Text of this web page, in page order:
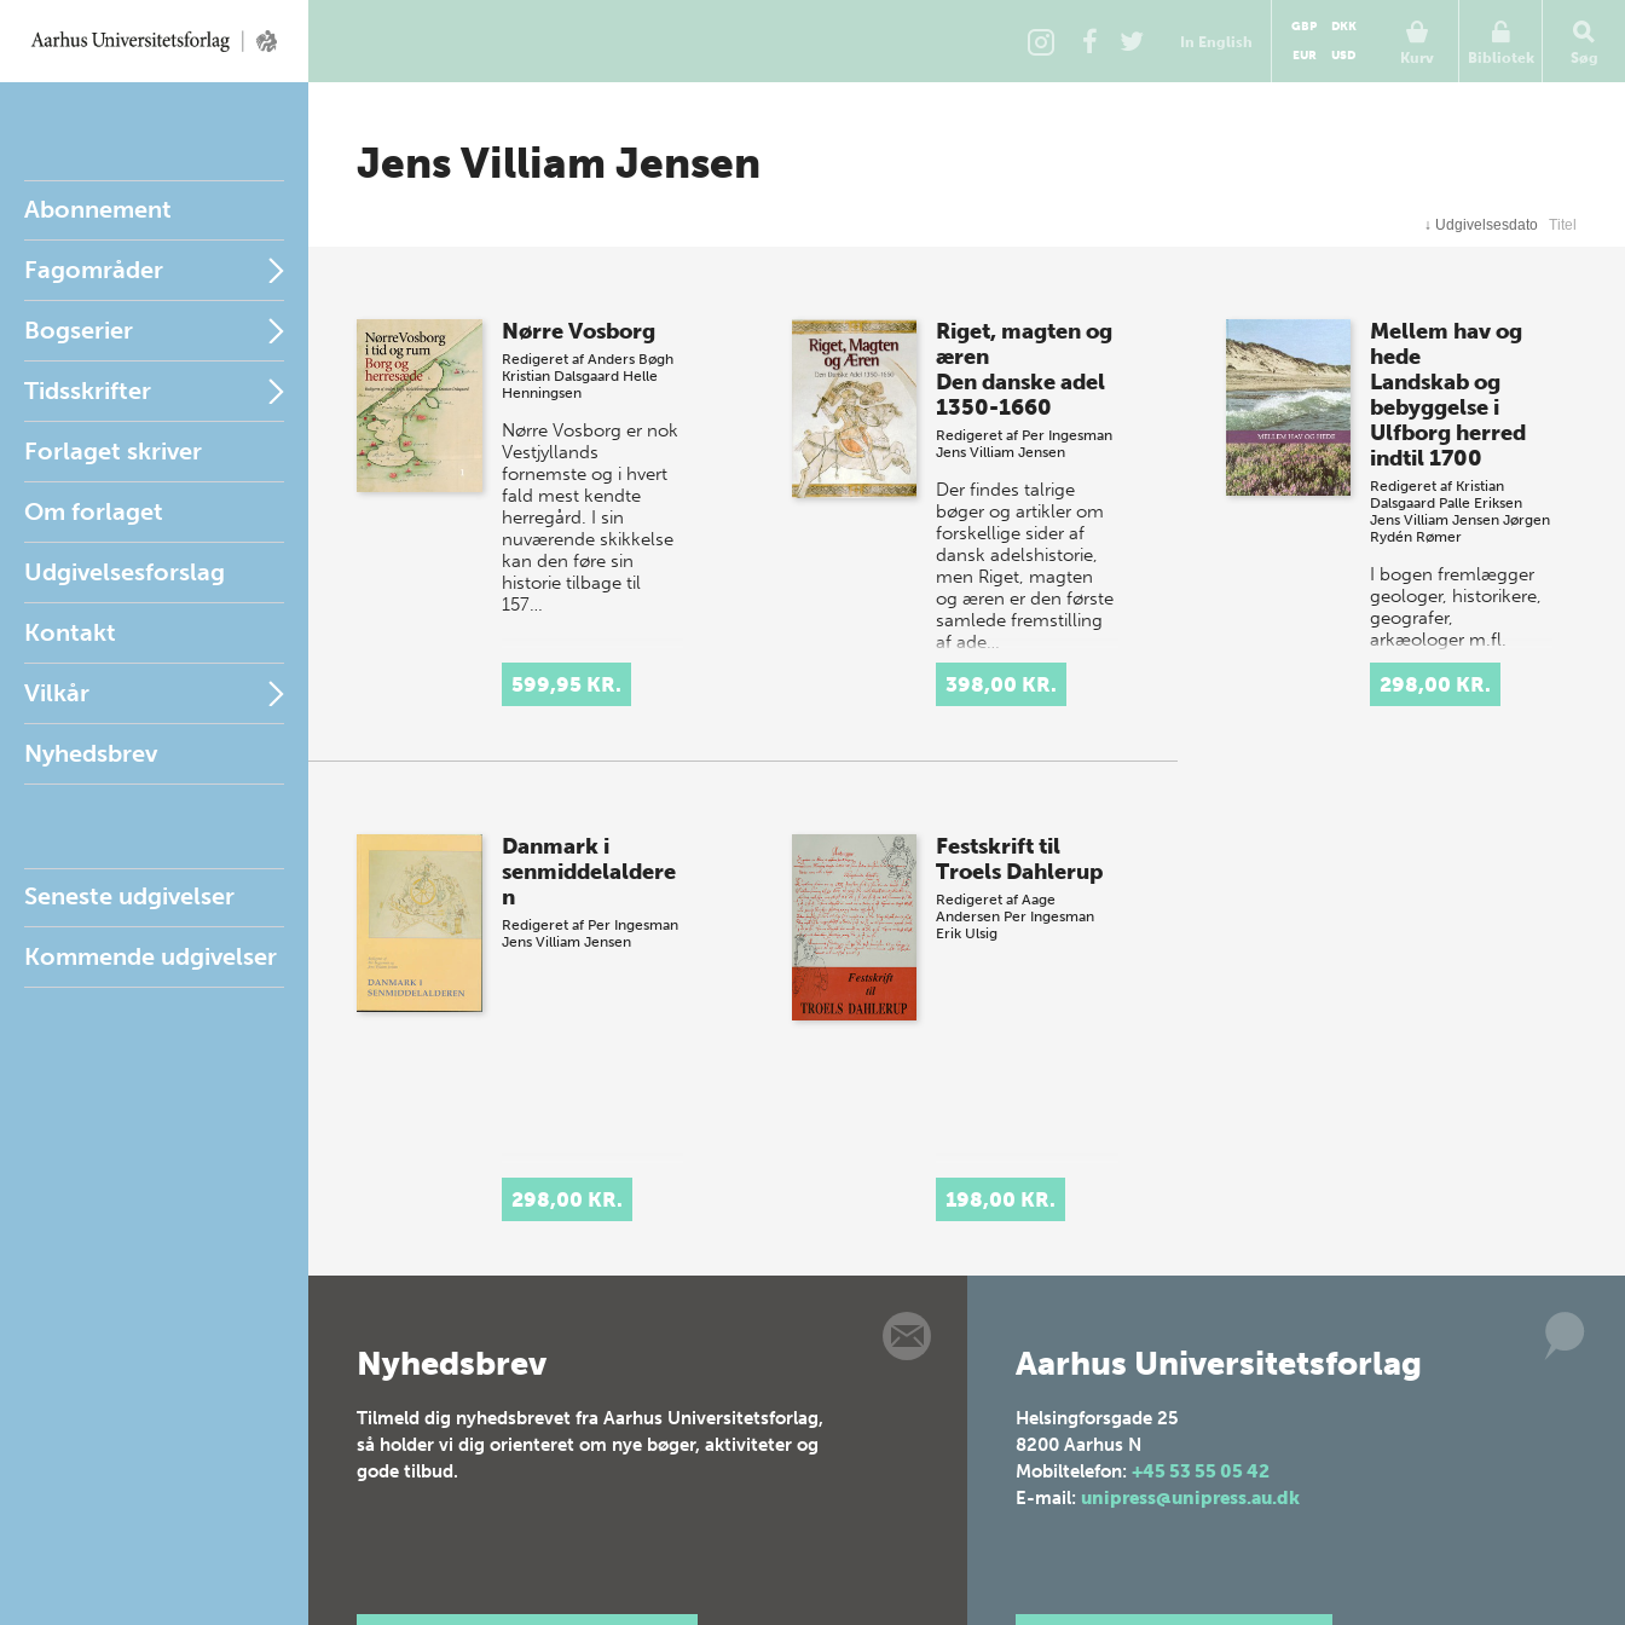
In English
Kurv
GBP
DKK
EUR
USD Bibliotek Søg
Abonnement
Fagområder
Bogserier
Tidsskrifter
Forlaget skriver
Om forlaget
Udgivelsesforslag
Kontakt
Vilkår
Nyhedsbrev
Seneste udgivelser
Kommende udgivelser
Jens Villiam Jensen
↓ Udgivelsesdato Titel
Nørre Vosborg
Redigeret af Anders Bøgh
Kristian Dalsgaard Helle
Henningsen
Nørre Vosborg er nok
Vestjyllands
fornemste og i hvert
fald mest kendte
herregård. I sin
nuværende skikkelse
kan den føre sin
historie tilbage til
157…
599,95 KR.
Riget, magten og
æren
Den danske adel
1350-1660
Redigeret af Per Ingesman
Jens Villiam Jensen
Der findes talrige
bøger og artikler om
forskellige sider af
dansk adelshistorie,
men Riget, magten
og æren er den første
samlede fremstilling
af ade…
398,00 KR.
Mellem hav og
hede
Landskab og
bebyggelse i
Ulfborg herred
indtil 1700
Redigeret af Kristian
Dalsgaard Palle Eriksen
Jens Villiam Jensen Jørgen
Rydén Rømer
I bogen fremlægger
geologer, historikere,
geografer,
arkæologer m.fl.
resultaterne af en stor
undersøgelse af
forandringerne af
298,00 KR.
Danmark i
senmiddelaldere
n
Redigeret af Per Ingesman
Jens Villiam Jensen
298,00 KR.
Festskrift til
Troels Dahlerup
Redigeret af Aage
Andersen Per Ingesman
Erik Ulsig
198,00 KR.
Nyhedsbrev
Tilmeld dig nyhedsbrevet fra Aarhus Universitetsforlag,
så holder vi dig orienteret om nye bøger, aktiviteter og
gode tilbud.
Aarhus Universitetsforlag
Helsingforsgade 25
8200 Aarhus N
Mobiltelefon: +45 53 55 05 42
E-mail: unipress@unipress.au.dk